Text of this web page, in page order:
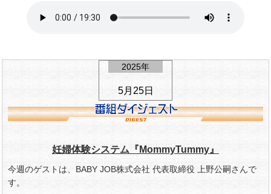
ひとまちコラム
Spotifyで聴く 2025年
5月25日
妊婦体験システム『MommyTummy』
今週のゲストは、BABY JOB株式会社 代表取締役 上野公嗣さんで
す。